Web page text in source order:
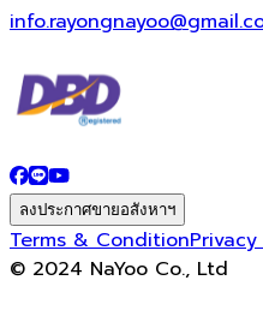
ลงประกาศขายอสังหาฯ
Terms & Condition
© 2024 NaYoo Co., Ltd